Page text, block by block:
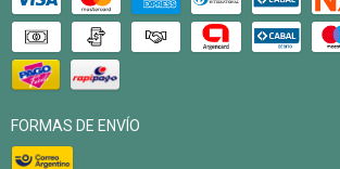
FORMAS DE ENVÍO